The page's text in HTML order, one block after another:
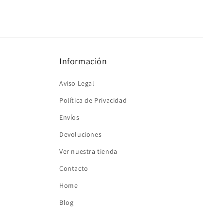
Información
Aviso Legal
Política de Privacidad
Envíos
Devoluciones
Ver nuestra tienda
Contacto
Home
Blog